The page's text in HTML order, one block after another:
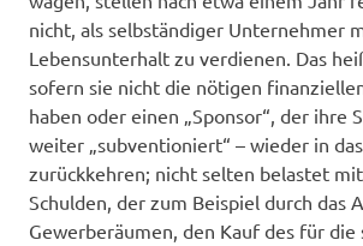
nicht, als selbständiger Unternehmer
Lebensunterhalt zu verdienen. Das
sofern sie nicht die nötigen
haben oder einen „Sponsor“, der ihre
weiter „subventioniert“ – wieder in
zurückkehren; nicht selten belastet
Schulden, der zum Beispiel durch das
Gewerberäumen, den Kauf des für die